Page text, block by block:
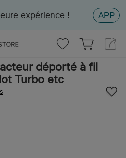
expérience ! APP
déporté à fil
Turbo etc